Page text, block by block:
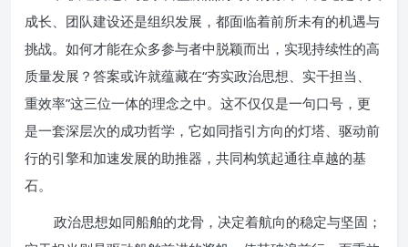
成长、团队建设还是组织发展，都面临着前所未有的机遇与
挑战。如何才能在众多参与者中脱颖而出，实现持续性的高
质量发展？答案或许就蕴藏在“夯实政治思想、实干担当、
重效率”这三位一体的理念之中。这不仅仅是一句口号，更
是一套深层次的成功哲学，它如同指引方向的灯塔、驱动前
行的引擎和加速发展的助推器，共同构筑起通往卓越的基
石。
政治思想如同船舶的龙骨，决定着航向的稳定与坚固；